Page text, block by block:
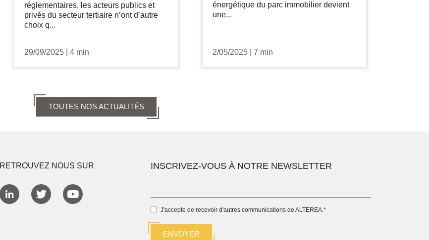
réglementaires, les acteurs publics et
privés du secteur tertiaire n’ont d’autre
choix q...
29/09/2025 4 min
énergétique du parc immobilier devient
une...
2/05/2025 7 min
TOUTES NOS ACTUALITÉS
RETROUVEZ NOUS SUR INSCRIVEZ-VOUS À NOTRE NEWSLETTER
J'accepte de recevoir d'autres communications de ALTEREA.*